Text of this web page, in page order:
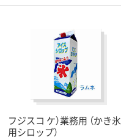
フジスコ ケ）業務用 （かき氷
用シロップ）